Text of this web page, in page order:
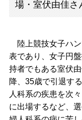
場・室伏由佳さ
陸上競技女子ハン
表であり、女子円
持者でもある室伏
降、35歳で引退す
人科系の疾患を次
に出場するなど、